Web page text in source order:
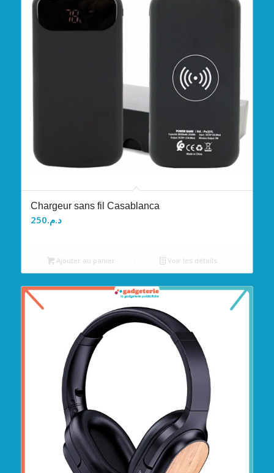
Chargeur sans fil Casablanca
د.م.250
Ajouter au panier Voir les détails